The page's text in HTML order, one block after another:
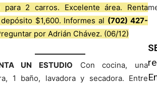
para 2 carros. Excelente área. Renta
$1,600. Informes al (702) 427-
por Adrián Chávez. (06/12)
UN ESTUDIO Con cocina, una
1 baño, lavadora y secadora. Entre